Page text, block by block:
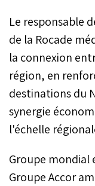
Le responsable
de la Rocade
la connexion
région, en
destinations du
synergie
l'échelle
Groupe mondial
Groupe Accor